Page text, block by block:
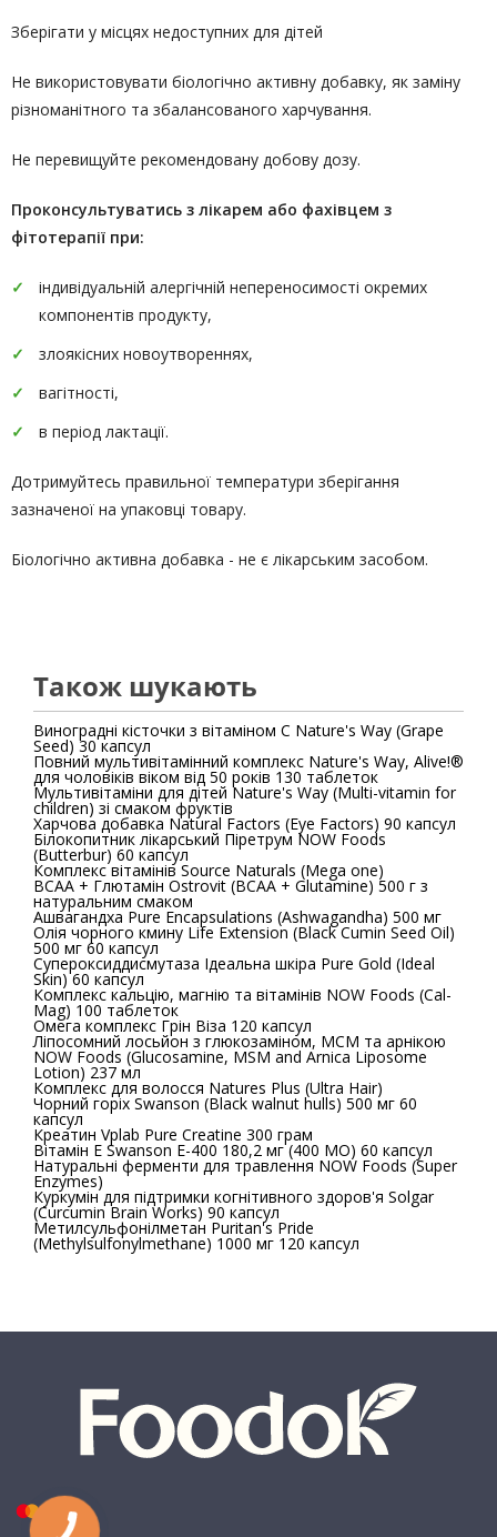
Зберігати у місцях недоступних для дітей
Не використовувати біологічно активну добавку, як заміну
різноманітного та збалансованого харчування.
Не перевищуйте рекомендовану добову дозу.
Проконсультуватись з лікарем або фахівцем з
фітотерапії при:
індивідуальній алергічній непереносимості окремих
компонентів продукту,
злоякісних новоутвореннях,
вагітності,
в період лактації.
Дотримуйтесь правильної температури зберігання
зазначеної на упаковці товару.
Біологічно активна добавка - не є лікарським засобом.
Також шукають
Виноградні кісточки з вітаміном C Nature's Way (Grape
Seed) 30 капсул
Повний мультивітамінний комплекс Nature's Way, Alive!®
для чоловіків віком від 50 років 130 таблеток
Мультивітаміни для дітей Nature's Way (Multi-vitamin for
children) зі смаком фруктів
Харчова добавка Natural Factors (Eye Factors) 90 капсул
Білокопитник лікарський Піретрум NOW Foods
(Butterbur) 60 капсул
Комплекс вітамінів Source Naturals (Mega one)
ВСАА + Глютамін Ostrovit (BCAA + Glutamine) 500 г з
натуральним смаком
Ашвагандха Pure Encapsulations (Ashwagandha) 500 мг
Олія чорного кмину Life Extension (Black Cumin Seed Oil)
500 мг 60 капсул
Супероксиддисмутаза Ідеальна шкіра Pure Gold (Ideal
Skin) 60 капсул
Комплекс кальцію, магнію та вітамінів NOW Foods (Cal-
Mag) 100 таблеток
Омега комплекс Грін Віза 120 капсул
Ліпосомний лосьйон з глюкозаміном, МСМ та арнікою
NOW Foods (Glucosamine, MSM and Arnica Liposome
Lotion) 237 мл
Комплекс для волосся Natures Plus (Ultra Hair)
Чорний горіх Swanson (Black walnut hulls) 500 мг 60
капсул
Креатин Vplab Pure Creatine 300 грам
Вітамін E Swanson E-400 180,2 мг (400 МО) 60 капсул
Натуральні ферменти для травлення NOW Foods (Super
Enzymes)
Куркумін для підтримки когнітивного здоров'я Solgar
(Curcumin Brain Works) 90 капсул
Метилсульфонілметан Puritan's Pride
(Methylsulfonylmethane) 1000 мг 120 капсул